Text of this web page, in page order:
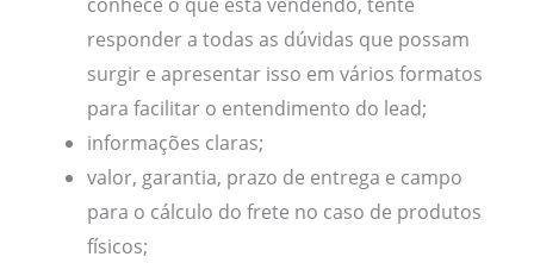
conhece o que está vendendo, tente
responder a todas as dúvidas que possam
surgir e apresentar isso em vários formatos
para facilitar o entendimento do lead;
informações claras;
valor, garantia, prazo de entrega e campo
para o cálculo do frete no caso de produtos
físicos;